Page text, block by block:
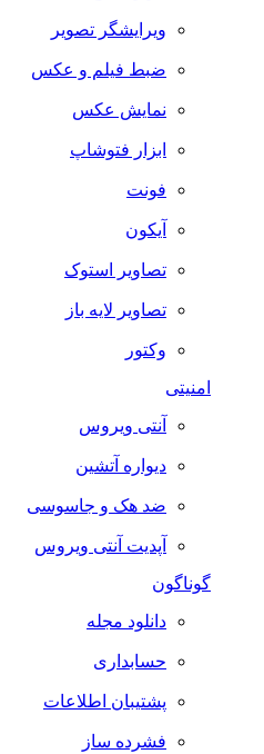
ویرایشگر تصویر
ضبط فيلم و عكس
نمایش عکس
ابزار فتوشاپ
فونت
آیکون
تصاویر استوک
تصاویر لایه باز
وکتور
آنتی ویروس
دیواره آتشین
ضد هک و جاسوسی
آپدیت آنتی ویروس
گوناگون
دانلود مجله
حسابداری
پشتیبان اطلاعات
فشرده ساز